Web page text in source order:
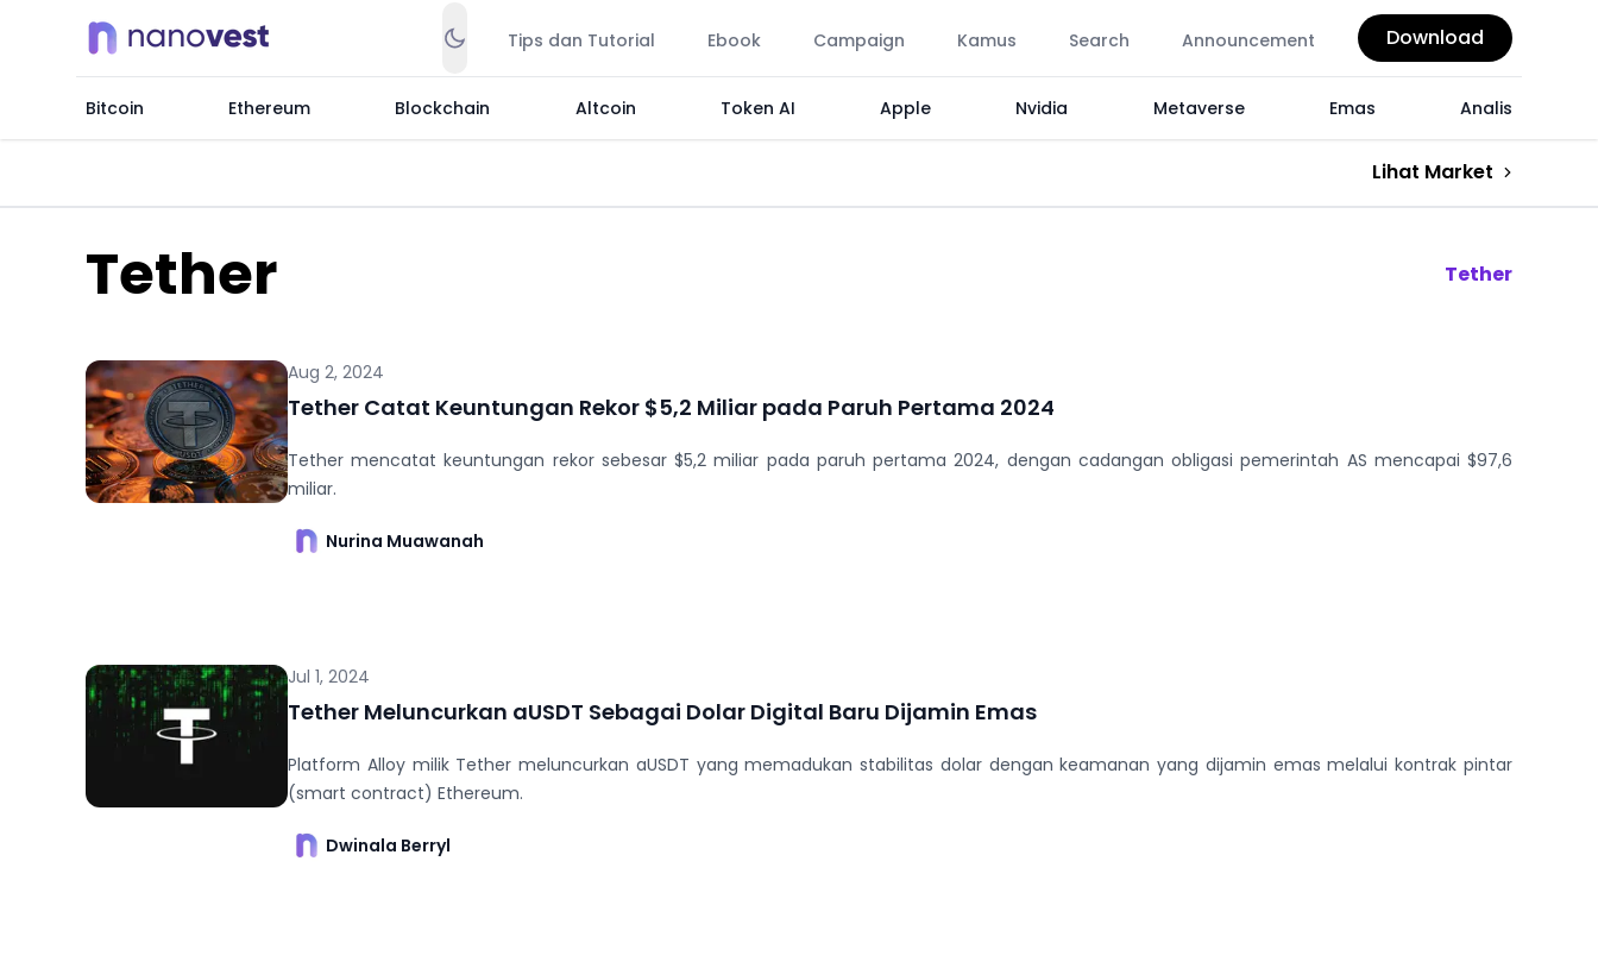
Tips dan Tutorial Ebook Campaign Kamus Search Announcement Download
Bitcoin Ethereum Blockchain Altcoin Token AI Apple Nvidia Metaverse Emas Analis
Lihat Market
Tether Tether
Aug 2, 2024
Tether Catat Keuntungan Rekor $5,2 Miliar pada Paruh Pertama 2024
Tether mencatat keuntungan rekor sebesar $5,2 miliar pada paruh pertama 2024, dengan cadangan obligasi pemerintah AS mencapai $97,6
miliar.
Nurina Muawanah
Jul 1, 2024
Tether Meluncurkan aUSDT Sebagai Dolar Digital Baru Dijamin Emas
Platform Alloy milik Tether meluncurkan aUSDT yang memadukan stabilitas dolar dengan keamanan yang dijamin emas melalui kontrak pintar
(smart contract) Ethereum.
Dwinala Berryl